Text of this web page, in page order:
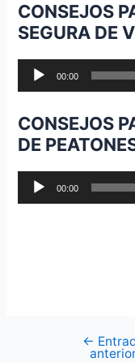
CONSEJOS
SEGURA DE
Reproductor
00:00
CONSEJOS
DE
Reproductor
00:00
←